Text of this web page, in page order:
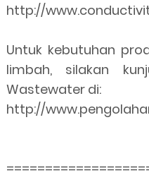
http://
Untuk kebutuhan
limbah, silakan
Wastewater di:
http://